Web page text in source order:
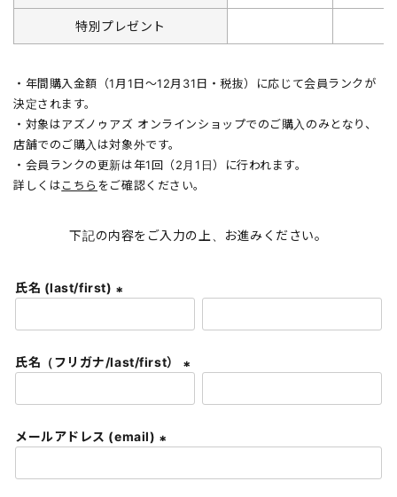
特別プレゼント
・年間購入金額（1月1日〜12月31日・税抜）に応じて会員ランクが
決定されます。
・対象はアズノゥアズ オンラインショップでのご購入のみとなり、
店舗でのご購入は対象外です。
・会員ランクの更新は年1回（2月1日）に行われます。
詳しくはこちら をご確認ください。
下記の内容をご入力の上、お進みください。
氏名 (last/first)
必
)
氏名（フリガナ/last/first）
必
)
メールアドレス (email)
必